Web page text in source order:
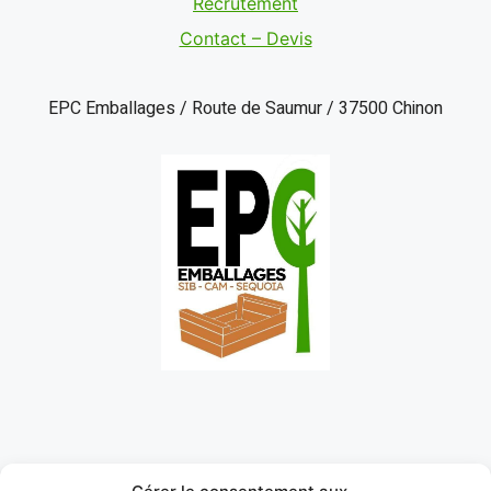
Contact – Devis
EPC Emballages / Route de Saumur / 37500 Chinon